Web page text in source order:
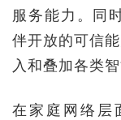
服务能力。同
伴开放的可信
入和叠加各类
在家庭网络层